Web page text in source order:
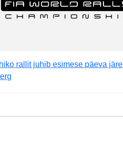
rallit juhib esimese päeva järel